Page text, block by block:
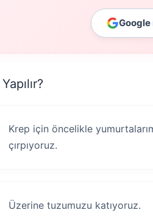
Google
Krep için öncelikle
çırpıyoruz.
Üzerine tuzumuzu katıyoruz.